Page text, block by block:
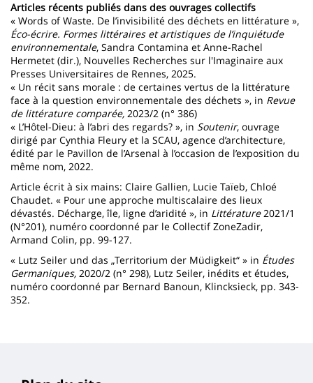
Articles récents publiés dans des ouvrages collectifs
« Words of Waste. De l’invisibilité des déchets en littérature »,
Éco-écrire. Formes littéraires et artistiques de l’inquiétude
environnementale, Sandra Contamina et Anne-Rachel
Hermetet (dir.), Nouvelles Recherches sur l'Imaginaire aux
Presses Universitaires de Rennes, 2025.
« Un récit sans morale : de certaines vertus de la littérature
face à la question environnementale des déchets », in Revue
de littérature comparée, 2023/2 (n° 386)
« L’Hôtel-Dieu: à l’abri des regards? », in Soutenir, ouvrage
dirigé par Cynthia Fleury et la SCAU, agence d’architecture,
édité par le Pavillon de l’Arsenal à l’occasion de l’exposition du
même nom, 2022.
Article écrit à six mains: Claire Gallien, Lucie Taïeb, Chloé
Chaudet. « Pour une approche multiscalaire des lieux
dévastés. Décharge, île, ligne d’aridité », in Littérature2021/1
(N°201), numéro coordonné par le Collectif ZoneZadir,
Armand Colin, pp. 99-127.
« Lutz Seiler und das „Territorium der Müdigkeit“ » in Études
Germaniques, 2020/2 (n° 298), Lutz Seiler, inédits et études,
numéro coordonné par Bernard Banoun, Klincksieck, pp. 343-
352.